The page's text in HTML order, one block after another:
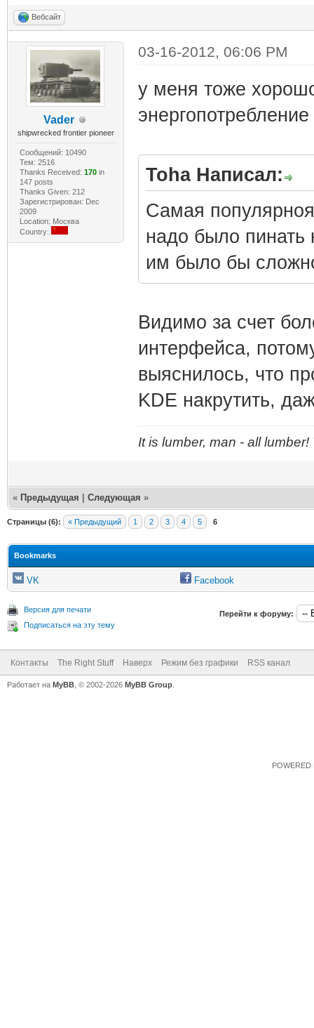
Вебсайт
Vader
shipwrecked frontier pioneer
Сообщений: 10490
Тем: 2516
Thanks Received: 170in
147 posts
Thanks Given: 212
Зарегистрирован: Dec
2009
Location: Москва
Country:
03-16-2012, 06:06 PM
у меня тоже
энергопотребление
Toha Написал:
Самая
надо было пинать
им было бы
Видимо за счет
интерфейса,
выяснилось, что
KDE накрутить,
It is lumber, man - all
« Предыдущая Следующая »
Страницы (6): « Предыдущий 1 2 3 4 5 6
Bookmarks
VK Facebook
Версия для печати
Подписаться на эту тему
Перейти к форуму:
Контакты The Right Stuff Наверх Режим без графики RSS канал
Работает на MyBB , © 2002-2026 MyBB Group